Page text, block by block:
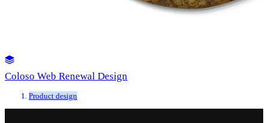
Coloso Web Renewal Design
Product design